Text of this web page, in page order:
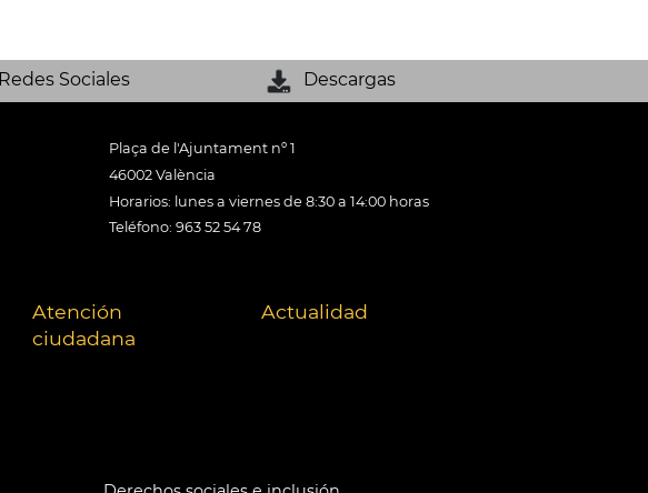
Redes Sociales Descargas
Plaça de l'Ajuntament nº 1
46002 València
Horarios: lunes a viernes de 8:30 a 14:00 horas
Teléfono: 963 52 54 78
Atención
ciudadana
Actualidad